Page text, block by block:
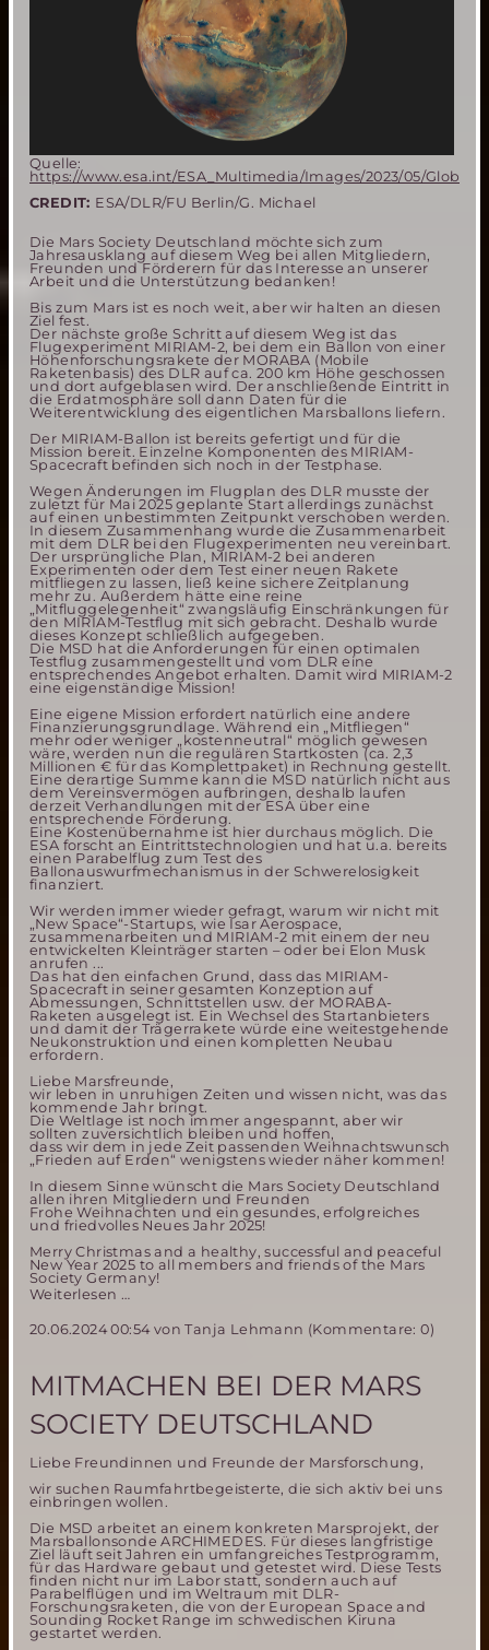
Quelle:
https://www.esa.int/ESA_Multimedia/Images/2023/05/
CREDIT: ESA/DLR/FU Berlin/G. Michael
Die Mars Society Deutschland möchte sich zum
Jahresausklang auf diesem Weg bei allen Mitgliedern,
Freunden und Förderern für das Interesse an unserer
Arbeit und die Unterstützung bedanken!
Bis zum Mars ist es noch weit, aber wir halten an diesen
Ziel fest.
Der nächste große Schritt auf diesem Weg ist das
Flugexperiment MIRIAM-2, bei dem ein Ballon von einer
Höhenforschungsrakete der MORABA (Mobile
Raketenbasis) des DLR auf ca. 200 km Höhe geschossen
und dort aufgeblasen wird. Der anschließende Eintritt in
die Erdatmosphäre soll dann Daten für die
Weiterentwicklung des eigentlichen Marsballons liefern.
Der MIRIAM-Ballon ist bereits gefertigt und für die
Mission bereit. Einzelne Komponenten des MIRIAM-
Spacecraft befinden sich noch in der Testphase.
Wegen Änderungen im Flugplan des DLR musste der
zuletzt für Mai 2025 geplante Start allerdings zunächst
auf einen unbestimmten Zeitpunkt verschoben werden.
In diesem Zusammenhang wurde die Zusammenarbeit
mit dem DLR bei den Flugexperimenten neu vereinbart.
Der ursprüngliche Plan, MIRIAM-2 bei anderen
Experimenten oder dem Test einer neuen Rakete
mitfliegen zu lassen, ließ keine sichere Zeitplanung
mehr zu. Außerdem hätte eine reine
„Mitfluggelegenheit“ zwangsläufig Einschränkungen für
den MIRIAM-Testflug mit sich gebracht. Deshalb wurde
dieses Konzept schließlich aufgegeben.
Die MSD hat die Anforderungen für einen optimalen
Testflug zusammengestellt und vom DLR eine
entsprechendes Angebot erhalten. Damit wird MIRIAM-2
eine eigenständige Mission!
Eine eigene Mission erfordert natürlich eine andere
Finanzierungsgrundlage. Während ein „Mitfliegen“
mehr oder weniger „kostenneutral“ möglich gewesen
wäre, werden nun die regulären Startkosten (ca. 2,3
Millionen € für das Komplettpaket) in Rechnung gestellt.
Eine derartige Summe kann die MSD natürlich nicht aus
dem Vereinsvermögen aufbringen, deshalb laufen
derzeit Verhandlungen mit der ESA über eine
entsprechende Förderung.
Eine Kostenübernahme ist hier durchaus möglich. Die
ESA forscht an Eintrittstechnologien und hat u.a. bereits
einen Parabelflug zum Test des
Ballonauswurfmechanismus in der Schwerelosigkeit
finanziert.
Wir werden immer wieder gefragt, warum wir nicht mit
„New Space“-Startups, wie Isar Aerospace,
zusammenarbeiten und MIRIAM-2 mit einem der neu
entwickelten Kleinträger starten – oder bei Elon Musk
anrufen ...
Das hat den einfachen Grund, dass das MIRIAM-
Spacecraft in seiner gesamten Konzeption auf
Abmessungen, Schnittstellen usw. der MORABA-
Raketen ausgelegt ist. Ein Wechsel des Startanbieters
und damit der Trägerrakete würde eine weitestgehende
Neukonstruktion und einen kompletten Neubau
erfordern.
Liebe Marsfreunde,
wir leben in unruhigen Zeiten und wissen nicht, was das
kommende Jahr bringt.
Die Weltlage ist noch immer angespannt, aber wir
sollten zuversichtlich bleiben und hoffen,
dass wir dem in jede Zeit passenden Weihnachtswunsch
„Frieden auf Erden“ wenigstens wieder näher kommen!
In diesem Sinne wünscht die Mars Society Deutschland
allen ihren Mitgliedern und Freunden
Frohe Weihnachten und ein gesundes, erfolgreiches
und friedvolles Neues Jahr 2025!
Merry Christmas and a healthy, successful and peaceful
New Year 2025 to all members and friends of the Mars
Society Germany!
Weiterlesen …
2024
20.06.2024 00:54von Tanja Lehmann (Kommentare: 0)
MITMACHEN BEI DER MARS
SOCIETY DEUTSCHLAND
Liebe Freundinnen und Freunde der Marsforschung,
wir suchen Raumfahrtbegeisterte, die sich aktiv bei uns
einbringen wollen.
Die MSD arbeitet an einem konkreten Marsprojekt, der
Marsballonsonde ARCHIMEDES. Für dieses langfristige
Ziel läuft seit Jahren ein umfangreiches Testprogramm,
für das Hardware gebaut und getestet wird. Diese Tests
finden nicht nur im Labor statt, sondern auch auf
Parabelflügen und im Weltraum mit DLR-
Forschungsraketen, die von der European Space and
Sounding Rocket Range im schwedischen Kiruna
gestartet werden.